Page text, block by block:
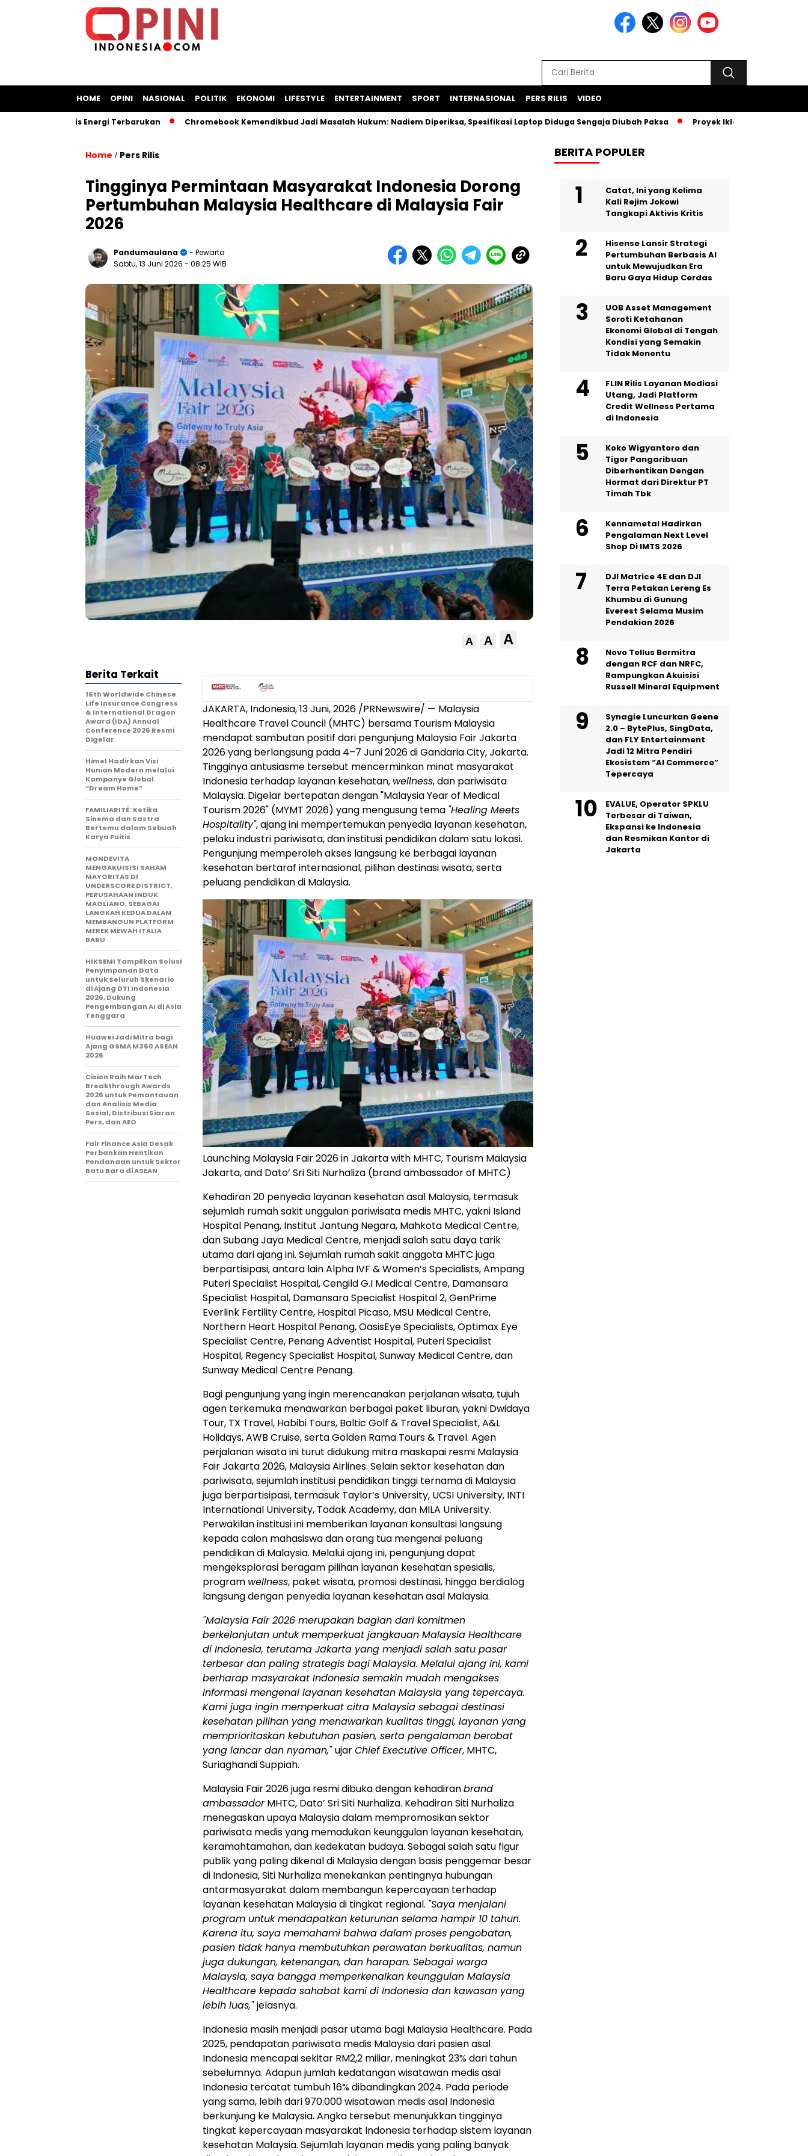
HOME OPINI NASIONAL POLITIK EKONOMI LIFESTYLE ENTERTAINMENT SPORT INTERNASIONAL PERS RILIS VIDEO
Berbasis Energi Terbarukan Chromebook Kemendikbud Jadi Masalah Hukum: Nadiem Diperiksa, Spesifikasi Laptop Diduga Sengaja Diubah Paksa Proyek Iklan Bank BJB Diduga
Home / Pers Rilis
Tingginya Permintaan Masyarakat Indonesia Dorong
Pertumbuhan Malaysia Healthcare di Malaysia Fair
2026
Pandumaulana
- Pewarta
Sabtu, 13 Juni 2026 - 08:25 WIB
A A A
JAKARTA, Indonesia,13 Juni, 2026 /PRNewswire/ — Malaysia
Healthcare Travel Council (MHTC) bersama Tourism Malaysia
mendapat sambutan positif dari pengunjung Malaysia Fair Jakarta
2026 yang berlangsung pada 4–7 Juni 2026 di Gandaria City, Jakarta.
Tingginya antusiasme tersebut mencerminkan minat masyarakat
Indonesia terhadap layanan kesehatan, wellness, dan pariwisata
Malaysia. Digelar bertepatan dengan "Malaysia Year of Medical
Tourism 2026" (MYMT 2026) yang mengusung tema "Healing Meets
Hospitality", ajang ini mempertemukan penyedia layanan kesehatan,
pelaku industri pariwisata, dan institusi pendidikan dalam satu lokasi.
Pengunjung memperoleh akses langsung ke berbagai layanan
kesehatan bertaraf internasional, pilihan destinasi wisata, serta
peluang pendidikan di Malaysia.
Launching Malaysia Fair 2026 in Jakarta with MHTC, Tourism Malaysia
Jakarta, and Dato’ Sri Siti Nurhaliza (brand ambassador of MHTC)
Kehadiran 20 penyedia layanan kesehatan asal Malaysia, termasuk
sejumlah rumah sakit unggulan pariwisata medis MHTC, yakni Island
Hospital Penang, Institut Jantung Negara, Mahkota Medical Centre,
dan Subang Jaya Medical Centre, menjadi salah satu daya tarik
utama dari ajang ini. Sejumlah rumah sakit anggota MHTC juga
berpartisipasi, antara lain Alpha IVF & Women’s Specialists, Ampang
Puteri Specialist Hospital, Cengild G.I Medical Centre, Damansara
Specialist Hospital, Damansara Specialist Hospital 2, GenPrime
Everlink Fertility Centre, Hospital Picaso, MSU Medical Centre,
Northern Heart Hospital Penang, OasisEye Specialists, Optimax Eye
Specialist Centre, Penang Adventist Hospital, Puteri Specialist
Hospital, Regency Specialist Hospital, Sunway Medical Centre, dan
Sunway Medical Centre Penang.
Bagi pengunjung yang ingin merencanakan perjalanan wisata, tujuh
agen terkemuka menawarkan berbagai paket liburan, yakni Dwidaya
Tour, TX Travel, Habibi Tours, Baltic Golf & Travel Specialist, A&L
Holidays, AWB Cruise, serta Golden Rama Tours & Travel. Agen
perjalanan wisata ini turut didukung mitra maskapai resmi Malaysia
Fair Jakarta 2026, Malaysia Airlines. Selain sektor kesehatan dan
pariwisata, sejumlah institusi pendidikan tinggi ternama di Malaysia
juga berpartisipasi, termasuk Taylor’s University, UCSI University, INTI
International University, Todak Academy, dan MILA University.
Perwakilan institusi ini memberikan layanan konsultasi langsung
kepada calon mahasiswa dan orang tua mengenai peluang
pendidikan di Malaysia. Melalui ajang ini, pengunjung dapat
mengeksplorasi beragam pilihan layanan kesehatan spesialis,
program wellness, paket wisata, promosi destinasi, hingga berdialog
langsung dengan penyedia layanan kesehatan asal Malaysia.
"Malaysia Fair 2026 merupakan bagian dari komitmen
berkelanjutan untuk memperkuat jangkauan Malaysia Healthcare
di Indonesia, terutama Jakarta yang menjadi salah satu pasar
terbesar dan paling strategis bagi Malaysia. Melalui ajang ini, kami
berharap masyarakat Indonesia semakin mudah mengakses
informasi mengenai layanan kesehatan Malaysia yang tepercaya.
Kami juga ingin memperkuat citra Malaysia sebagai destinasi
kesehatan pilihan yang menawarkan kualitas tinggi, layanan yang
memprioritaskan kebutuhan pasien, serta pengalaman berobat
yang lancar dan nyaman,"ujarChief Executive Officer, MHTC,
Suriaghandi Suppiah.
Malaysia Fair 2026 juga resmi dibuka dengan kehadiranbrand
ambassadorMHTC, Dato’ Sri Siti Nurhaliza. Kehadiran Siti Nurhaliza
menegaskan upaya Malaysia dalam mempromosikan sektor
pariwisata medis yang memadukan keunggulan layanan kesehatan,
keramahtamahan, dan kedekatan budaya. Sebagai salah satu figur
publik yang paling dikenal di Malaysia dengan basis penggemar besar
di Indonesia, Siti Nurhaliza menekankan pentingnya hubungan
antarmasyarakat dalam membangun kepercayaan terhadap
layanan kesehatan Malaysia di tingkat regional. "Saya menjalani
program untuk mendapatkan keturunan selama hampir 10 tahun.
Karena itu, saya memahami bahwa dalam proses pengobatan,
pasien tidak hanya membutuhkan perawatan berkualitas, namun
juga dukungan, ketenangan, dan harapan. Sebagai warga
Malaysia, saya bangga memperkenalkan keunggulan Malaysia
Healthcare kepada sahabat kami di Indonesia dan kawasan yang
lebih luas,"jelasnya.
Indonesia masih menjadi pasar utama bagi Malaysia Healthcare. Pada
2025, pendapatan pariwisata medis Malaysia dari pasien asal
Indonesia mencapai sekitar RM2,2 miliar, meningkat 23% dari tahun
sebelumnya. Adapun jumlah kedatangan wisatawan medis asal
Indonesia tercatat tumbuh 16% dibandingkan 2024. Pada periode
yang sama, lebih dari 970.000 wisatawan medis asal Indonesia
berkunjung ke Malaysia. Angka tersebut menunjukkan tingginya
tingkat kepercayaan masyarakat Indonesia terhadap sistem layanan
kesehatan Malaysia. Sejumlah layanan medis yang paling banyak
Berita Terkait
16th Worldwide Chinese
Life Insurance Congress
& International Dragon
Award (IDA) Annual
Conference 2026 Resmi
Digelar
Himel Hadirkan Visi
Hunian Modern melalui
Kampanye Global
“Dream Home”
FAMILIARITÉ: Ketika
Sinema dan Sastra
Bertemu dalam Sebuah
Karya Puitis
MONDEVITA
MENGAKUISISI SAHAM
MAYORITAS DI
UNDERSCORE DISTRICT,
PERUSAHAAN INDUK
MAGLIANO, SEBAGAI
LANGKAH KEDUA DALAM
MEMBANGUN PLATFORM
MEREK MEWAH ITALIA
BARU
HIKSEMI Tampilkan Solusi
Penyimpanan Data
untuk Seluruh Skenario
di Ajang DTI Indonesia
2026, Dukung
Pengembangan AI di Asia
Tenggara
Huawei Jadi Mitra bagi
Ajang GSMA M360 ASEAN
2026
Cision Raih MarTech
Breakthrough Awards
2026 untuk Pemantauan
dan Analisis Media
Sosial, Distribusi Siaran
Pers, dan AEO
Fair Finance Asia Desak
Perbankan Hentikan
Pendanaan untuk Sektor
Batu Bara di ASEAN
BERITA POPULER
Catat, Ini yang Kelima
Kali Rejim Jokowi
Tangkapi Aktivis Kritis
Hisense Lansir Strategi
Pertumbuhan Berbasis AI
untuk Mewujudkan Era
Baru Gaya Hidup Cerdas
UOB Asset Management
Soroti Ketahanan
Ekonomi Global di Tengah
Kondisi yang Semakin
Tidak Menentu
FLIN Rilis Layanan Mediasi
Utang, Jadi Platform
Credit Wellness Pertama
di Indonesia
Koko Wigyantoro dan
Tigor Pangaribuan
Diberhentikan Dengan
Hormat dari Direktur PT
Timah Tbk
Kennametal Hadirkan
Pengalaman Next Level
Shop Di IMTS 2026
DJI Matrice 4E dan DJI
Terra Petakan Lereng Es
Khumbu di Gunung
Everest Selama Musim
Pendakian 2026
Novo Tellus Bermitra
dengan RCF dan NRFC,
Rampungkan Akuisisi
Russell Mineral Equipment
Synagie Luncurkan Geene
2.0 – BytePlus, SingData,
dan FLY Entertainment
Jadi 12 Mitra Pendiri
Ekosistem “AI Commerce”
Tepercaya
EVALUE, Operator SPKLU
Terbesar di Taiwan,
Ekspansi ke Indonesia
dan Resmikan Kantor di
Jakarta